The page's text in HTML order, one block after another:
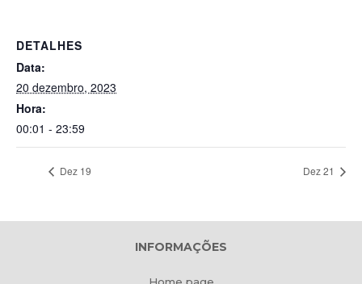
DETALHES
Data:
20 dezembro, 2023
Hora:
00:01 - 23:59
Dez 19 Dez 21
INFORMAÇÕES